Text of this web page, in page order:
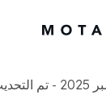
- تم التحديث في